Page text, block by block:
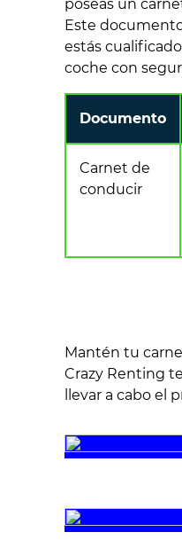
poseas un
Este
estás
coche con
Documento
Carnet de
conducir
Mantén tu
Crazy Renting
llevar a cabo el